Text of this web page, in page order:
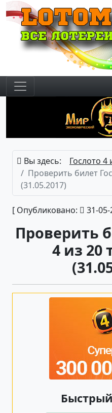
Вы здесь:
Гослото 4
Проверить билет
(31.05.2017)
[ Опубликовано: 31-
Проверить
4 из 20